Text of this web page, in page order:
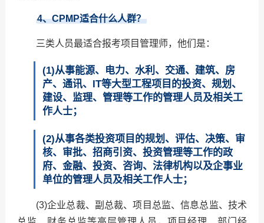
4、CPMP适合什么人群？
三类人员最适合报考项目管理师，他们是：
(1)从事能源、电力、水利、交通、建筑、房
产、通讯、IT等大型工程项目的投资、规划、
建设、监理、管理等工作的管理人员及相关工
作人士；
(2)从事各类投资项目的规划、评估、决策、审
核、审批、招商引资、投资管理等工作的政
府、金融、投资、咨询、法律机构以及企事业
单位的管理人员及相关工作人士；
(3)企业总裁、副总裁、项目总监、信息总监、技术